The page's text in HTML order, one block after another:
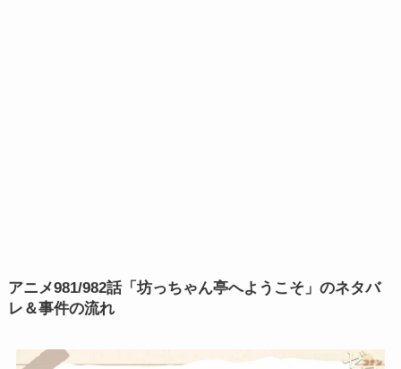
アニメ981/982話「坊っちゃん亭へようこそ」のネタバ
レ＆事件の流れ